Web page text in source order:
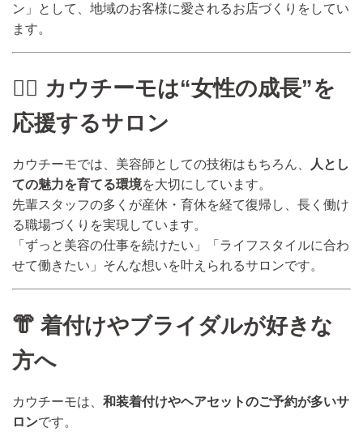
ン」として、地域のお客様に愛されるお店づくりをしてい
ます。
💇‍♀️ カウチーモは“女性の成長”を
応援するサロン
カウチーモでは、美容師としての技術はもちろん、
人とし
ての魅力を育てる環境を大切にしています。
先輩スタッフの多くが産休・育休を経て復帰し、長く働け
る職場づくりを実現しています。
「ずっと美容の仕事を続けたい」「ライフスタイルに合わ
せて働きたい」そんな想いを叶えられるサロンです。
👘 着付けやブライダルが好きな
方へ
カウチーモは、 和装着付けやヘアセットのご予約が多いサ
ロンです。